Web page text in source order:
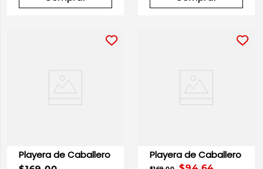
Playera de Caballero Playera de Caballero